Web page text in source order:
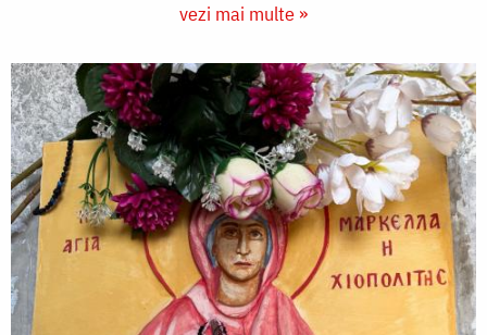
vezi mai multe »